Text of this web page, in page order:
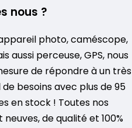
nous ?
photo, caméscope,
aussi perceuse, GPS, nous
de répondre à un très
besoins avec plus de 95
en stock ! Toutes nos
de qualité et 100%